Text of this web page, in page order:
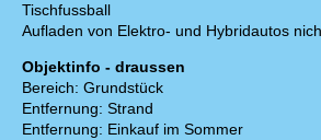
Tischfussball
Aufladen von Elektro- und Hybridautos
Objektinfo - draussen
Bereich: Grundstück
Entfernung: Strand
Entfernung: Einkauf im Sommer